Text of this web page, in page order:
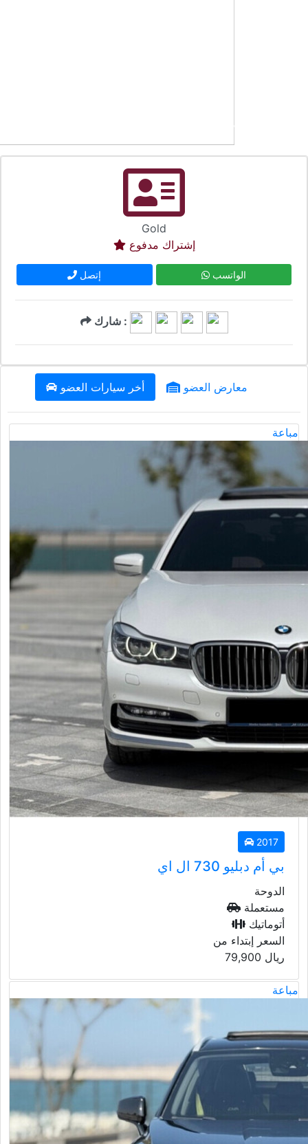
Gold
إشتراك مدفوع
إتصل الواتسب
شارك :
أخر سيارات العضو معارض العضو
مباعة
2017
بي أم دبليو 730 ال اي
الدوحة
مستعملة
أتوماتيك
السعر إبتداء من
79,900 ريال
مباعة